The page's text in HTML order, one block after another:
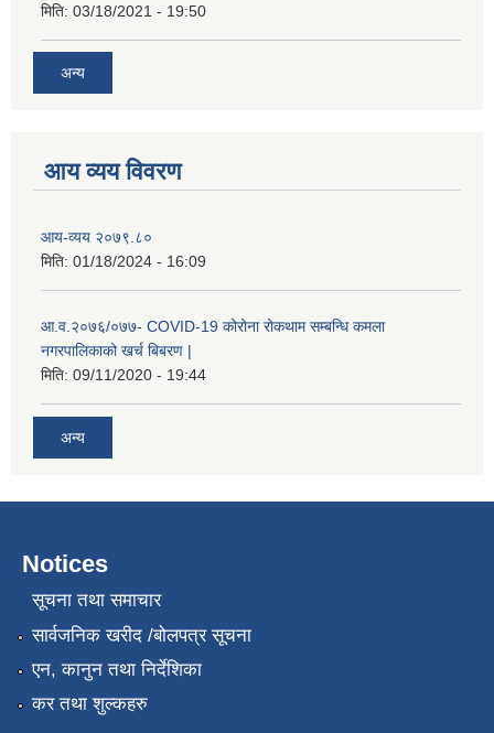
मिति: 03/18/2021 - 19:50
अन्य
आय व्यय विवरण
आय-व्यय २०७९.८०
मिति: 01/18/2024 - 16:09
आ.व.२०७६/०७७- COVID-19 कोरोना रोकथाम सम्बन्धि कमला
नगरपालिकाको खर्च बिबरण |
मिति: 09/11/2020 - 19:44
अन्य
Notices
सूचना तथा समाचार
सार्वजनिक खरीद /बोलपत्र सूचना
एन, कानुन तथा निर्देशिका
कर तथा शुल्कहरु